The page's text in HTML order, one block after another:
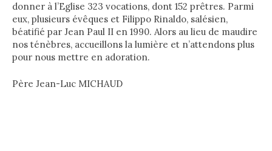
donner à l’Eglise 323 vocations, dont 152 prêtres. Parmi
eux, plusieurs évêques et Filippo Rinaldo, salésien,
béatifié par Jean Paul II en 1990. Alors au lieu de maudire
nos ténèbres, accueillons la lumière et n’attendons plus
pour nous mettre en adoration.
Père Jean-Luc MICHAUD